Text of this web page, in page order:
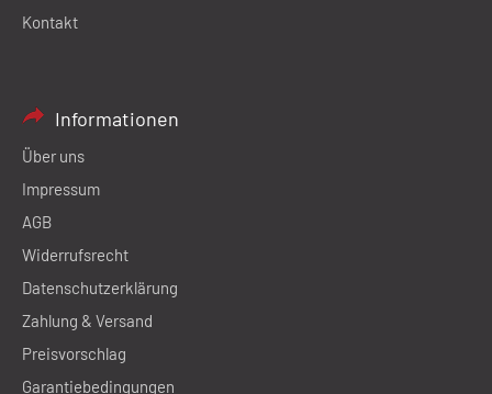
Kontakt
Informationen
Über uns
Impressum
AGB
Widerrufsrecht
Datenschutzerklärung
Zahlung & Versand
Preisvorschlag
Garantiebedingungen